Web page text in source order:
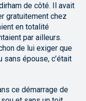
de côté. Il avait
gratuitement chez
en totalité
par ailleurs.
de lui exiger que
sans épouse, c’était
ce démarrage de